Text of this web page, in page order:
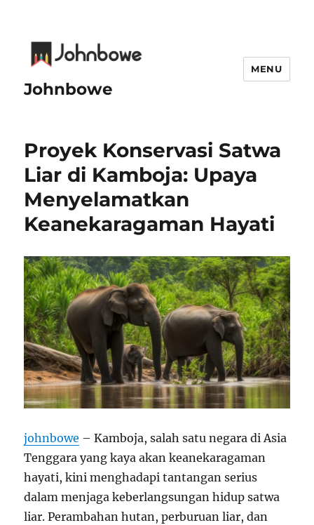
Johnbowe
MENU
Proyek Konservasi Satwa
Liar di Kamboja: Upaya
Menyelamatkan
Keanekaragaman Hayati
johnbowe – Kamboja, salah satu negara di Asia
Tenggara yang kaya akan keanekaragaman
hayati, kini menghadapi tantangan serius
dalam menjaga keberlangsungan hidup satwa
liar. Perambahan hutan, perburuan liar, dan